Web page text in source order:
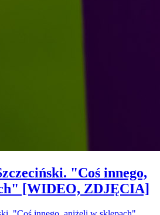
"Coś innego,
[WIDEO, ZDJĘCIA]